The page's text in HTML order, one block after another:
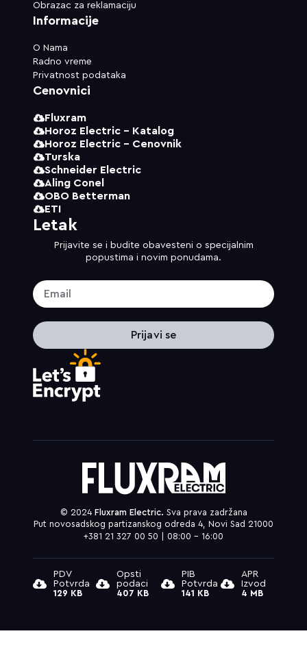
Obrazac za reklamaciju
Informacije
O Nama
Radno vreme
Privatnost podataka
Cenovnici
Fluxram
Horoz Electric - Katalog
Horoz Electric - Cenovnik
Turska
Schneider Electric
Aling Conel
OBO Betterman
ETI
Letak
Prijavite se i budite obavesteni o specijalnim
popustima i novim ponudama.
Prijavi se
© 2024 Fluxram Electric. Sva prava zadržana
Put novosadskog partizanskog odreda 4, Novi Sad 21000
+381 21 327 00 50 | 08:00 – 16:00
PDV
Potvrda
129 KB
Opsti
podaci
407 KB
PIB
Potvrda
141 KB
APR
Izvod
4 MB